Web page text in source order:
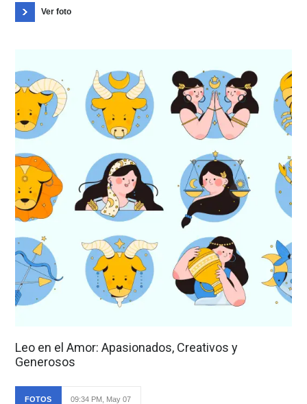
Ver foto
Leo en el Amor: Apasionados, Creativos y
Generosos
FOTOS 09:34 PM, May 07